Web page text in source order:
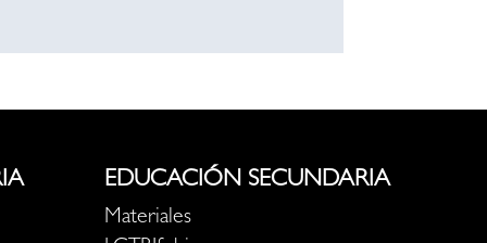
EDUCACIÓN SECUNDARIA
Materiales